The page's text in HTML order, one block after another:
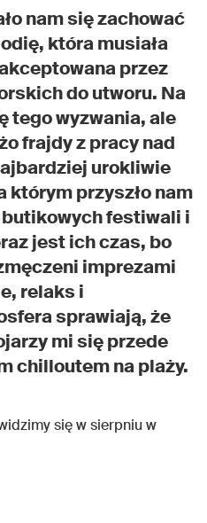
nam się zachować
która musiała
przez
do utworu. Na
tego wyzwania, ale
frajdy z pracy nad
urokliwie
którym przyszło nam
festiwali i
jest ich czas, bo
imprezami
relaks i
sprawiają, że
mi się przede
chilloutem na plaży.
się w sierpniu w